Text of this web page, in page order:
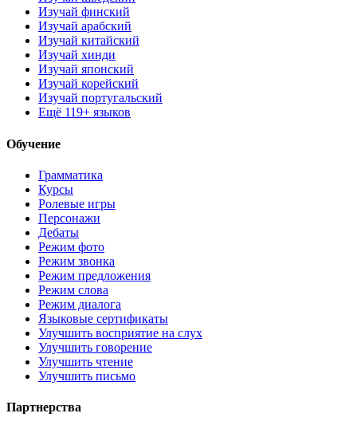
Изучай финский
Изучай арабский
Изучай китайский
Изучай хинди
Изучай японский
Изучай корейский
Изучай португальский
Ещё 119+ языков
Обучение
Грамматика
Курсы
Ролевые игры
Персонажи
Дебаты
Режим фото
Режим звонка
Режим предложения
Режим слова
Режим диалога
Языковые сертификаты
Улучшить восприятие на слух
Улучшить говорение
Улучшить чтение
Улучшить письмо
Партнерства